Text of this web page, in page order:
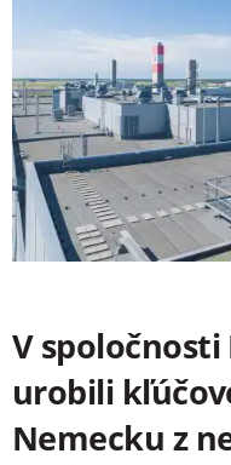
V spoločnosti
urobili
Nemecku z